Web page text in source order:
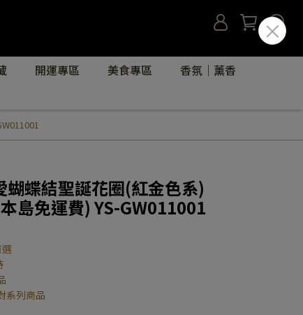
開運專區 美食專區
香氛｜薰香
蝶結聖誕花圈(紅金色系)
島免運費) YS-GW011001
系列商品